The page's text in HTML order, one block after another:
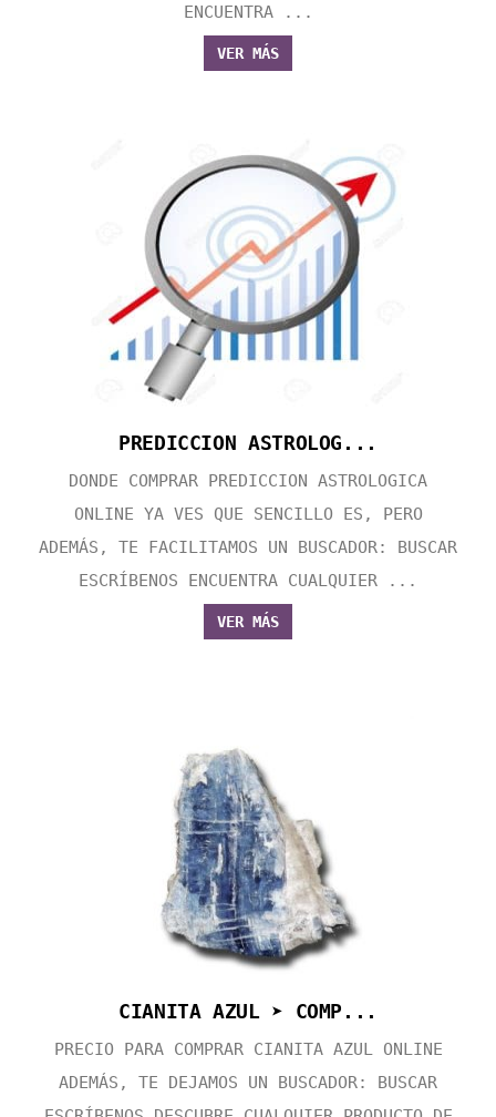
ENCUENTRA ...
VER MÁS
PREDICCION ASTROLOG...
DONDE COMPRAR PREDICCION ASTROLOGICA
ONLINE YA VES QUE SENCILLO ES, PERO
ADEMÁS, TE FACILITAMOS UN BUSCADOR: BUSCAR
ESCRÍBENOS ENCUENTRA CUALQUIER ...
VER MÁS
CIANITA AZUL ➤ COMP...
PRECIO PARA COMPRAR CIANITA AZUL ONLINE
ADEMÁS, TE DEJAMOS UN BUSCADOR: BUSCAR